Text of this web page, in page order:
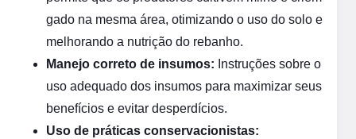
gado na mesma área, otimizando o uso do solo e
melhorando a nutrição do rebanho.
Manejo correto de insumos: Instruções sobre o
uso adequado dos insumos para maximizar seus
benefícios e evitar desperdícios.
Uso de práticas conservacionistas: